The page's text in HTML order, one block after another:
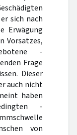
sich nach
Erwägung
Vorsatzes,
-
Frage
Dieser
auch nicht
haben
-
von